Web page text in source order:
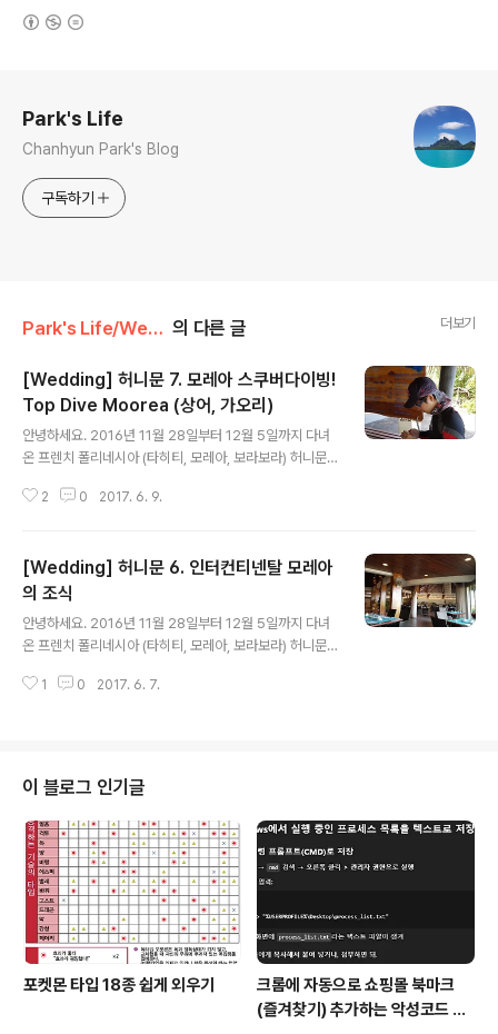
Park's Life
Chanhyun Park's Blog
구독하기
Park's Life/Wedding 의 다른 글 더보기
[Wedding] 허니문 7. 모레아 스쿠버다이빙!
Top Dive Moorea (상어, 가오리)
안녕하세요. 2016년 11월 28일부터 12월 5일까지 다녀
온 프렌치 폴리네시아 (타히티, 모레아, 보라보라) 허니문
침부터 오후까지 3번의 스쿠버 다이빙 입니다. 기본적인
습니다. (자세한 내용은 이전 포스팅을 참조해주세요. htt
p://harryp.tistory.com/436) 전날 샵에 직접 가서 예
약해도 가능하다고 합니다. 운 좋게도 저희가 묵었던 인터
컨티넨탈 리조트에 Top Dive 센터가 있습니다. Top Div
e는 타히티 전역에 있는 스쿠버다이빙 프렌차이즈(?).. 체
인점(?) 인데, 대부분 인터컨티넨탈에 샵을 두고 있는..
2 0 2017. 6. 9.
[Wedding] 허니문 6. 인터컨티넨탈 모레아
의 조식
안녕하세요. 2016년 11월 28일부터 12월 5일까지 다녀
온 프렌치 폴리네시아 (타히티, 모레아, 보라보라) 허니문
었습니다. 패키지에 호텔 조식이 포함 되어 있어, 조식 부페
게트나 크라상은 물론, 다른 빵들도 굳이 잼이나 버터를 바
르지 않고도 맛있게 먹을 수 있었습니다. 쥬스 종류도 다양
하게 있습니다. 저는 그레이프 푸르트 쥬스가 맛나더라구
요. 시리얼은 기본적인 시리얼만. 잼도 다양하게 있습니다.
하지만 빵만 먹어도 맛있어서 잼을 받지는 않았네요..ㅎㅎ
햄이나 샐러드는 기본적인..
1 0 2017. 6. 7.
이 블로그 인기글
포켓몬 타입 18종 쉽게 외우기
크롬에 자동으로 쇼핑몰 북마크
(즐겨찾기) 추가하는 악성코드 삭